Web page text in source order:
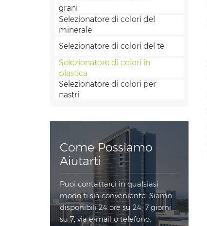
grani
Selezionatore di colori del
minerale
Selezionatore di colori del tè
Selezionatore di colori in
plastica
Selezionatore di colori per
nastri
Come Possiamo
Aiutarti
Puoi contattarci in qualsiasi
modo ti sia conveniente. Siamo
disponibili 24 ore su 24, 7 giorni
su 7, via e-mail o telefono.